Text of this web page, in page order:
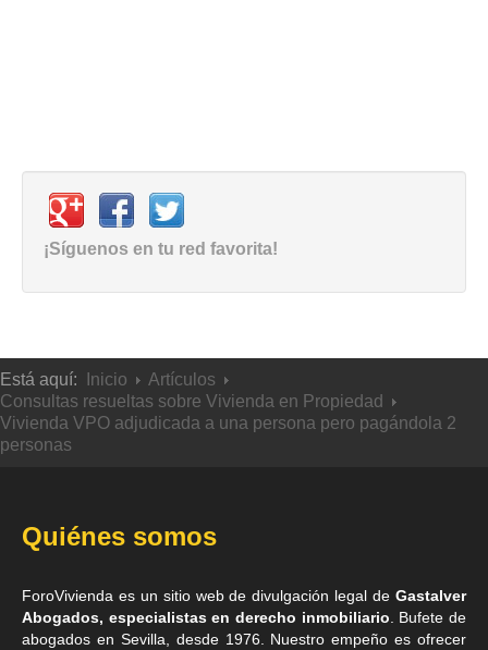
¡Síguenos en tu red favorita!
Está aquí: Inicio
Artículos
Consultas resueltas sobre Vivienda en Propiedad
Vivienda VPO adjudicada a una persona pero pagándola 2
personas
Quiénes somos
ForoVivienda es un sitio web de divulgación legal de Gastalver
Abogados, especialistas en derecho inmobiliario . Bufete de
abogados en Sevilla , desde 1976. Nuestro empeño es ofrecer